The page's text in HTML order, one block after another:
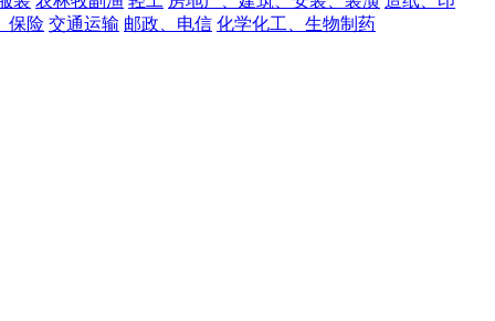
保险 交通运输 邮政、电信 化学化工、生物制药